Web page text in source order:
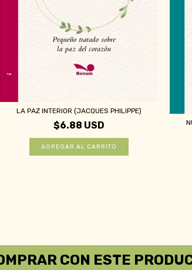
LA PAZ INTERIOR (JACQUES PHILIPPE)
$6.88 USD
CON ESTE